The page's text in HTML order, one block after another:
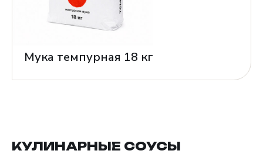
Мука темпурная 18 кг
КУЛИНАРНЫЕ СОУСЫ